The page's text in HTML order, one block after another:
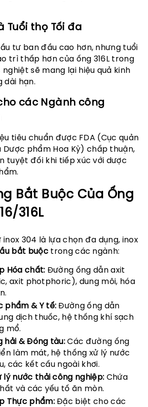
Tuổi thọ Tối đa
tư ban đầu cao hơn, nhưng tuổi
trì thấp hơn của ống 316L trong
sẽ mang lại hiệu quả kinh
dài hạn.
các Ngành công
tiêu chuẩn được FDA (Cục quản
Dược phẩm Hoa Kỳ) chấp thuận,
tuyệt đối khi tiếp xúc với dược
Bắt Buộc Của Ống
316L
inox 304 là lựa chọn đa dụng, inox
bắt buộctrong các ngành:
Hóa chất: Đường ống dẫn axit
axit photphoric), dung môi, hóa
phẩm & Y tế: Đường ống dẫn
dịch thuốc, hệ thống khí sạch
mổ.
hải & Đóng tàu: Các đường ống
làm mát, hệ thống xử lý nước
các kết cấu ngoài khơi.
lý nước thải công nghiệp: Chứa
và các yếu tố ăn mòn.
Thực phẩm:Đặc biệt cho các